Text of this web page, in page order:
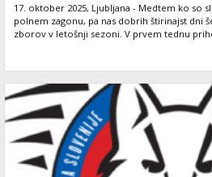
17. oktober 2025, Ljubljana - Medtem ko so
polnem zagonu, pa nas dobrih štirinajst dni
zborov v letošnji sezoni. V prvem tednu